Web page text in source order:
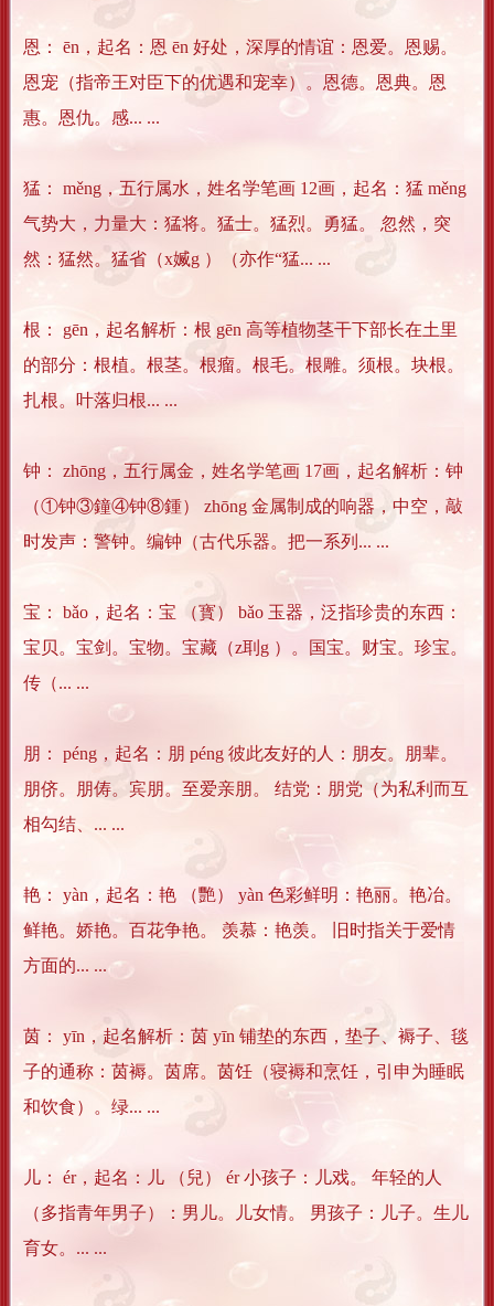
恩： ēn，起名：恩 ēn 好处，深厚的情谊：恩爱。恩赐。
恩宠（指帝王对臣下的优遇和宠幸）。恩德。恩典。恩
惠。恩仇。感... ...
猛： měng，五行属水，姓名学笔画 12画，起名：猛 měng
气势大，力量大：猛将。猛士。猛烈。勇猛。 忽然，突
然：猛然。猛省（x媙g ）（亦作“猛... ...
根： gēn，起名解析：根 gēn 高等植物茎干下部长在土里
的部分：根植。根茎。根瘤。根毛。根雕。须根。块根。
扎根。叶落归根... ...
钟： zhōng，五行属金，姓名学笔画 17画，起名解析：钟
（①钟③鐘④钟⑧鍾） zhōng 金属制成的响器，中空，敲
时发声：警钟。编钟（古代乐器。把一系列... ...
宝： bǎo，起名：宝 （寳） bǎo 玉器，泛指珍贵的东西：
宝贝。宝剑。宝物。宝藏（z刵g ）。国宝。财宝。珍宝。
传（... ...
朋： péng，起名：朋 péng 彼此友好的人：朋友。朋辈。
朋侪。朋俦。宾朋。至爱亲朋。 结党：朋党（为私利而互
相勾结、... ...
艳： yàn，起名：艳 （艷） yàn 色彩鲜明：艳丽。艳冶。
鲜艳。娇艳。百花争艳。 羡慕：艳羡。 旧时指关于爱情
方面的... ...
茵： yīn，起名解析：茵 yīn 铺垫的东西，垫子、褥子、毯
子的通称：茵褥。茵席。茵饪（寝褥和烹饪，引申为睡眠
和饮食）。绿... ...
儿： ér，起名：儿 （兒） ér 小孩子：儿戏。 年轻的人
（多指青年男子）：男儿。儿女情。 男孩子：儿子。生儿
育女。... ...